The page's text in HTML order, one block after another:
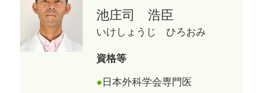
池庄司 浩臣
いけしょうじ ひろおみ
資格等
日本外科学会専門医